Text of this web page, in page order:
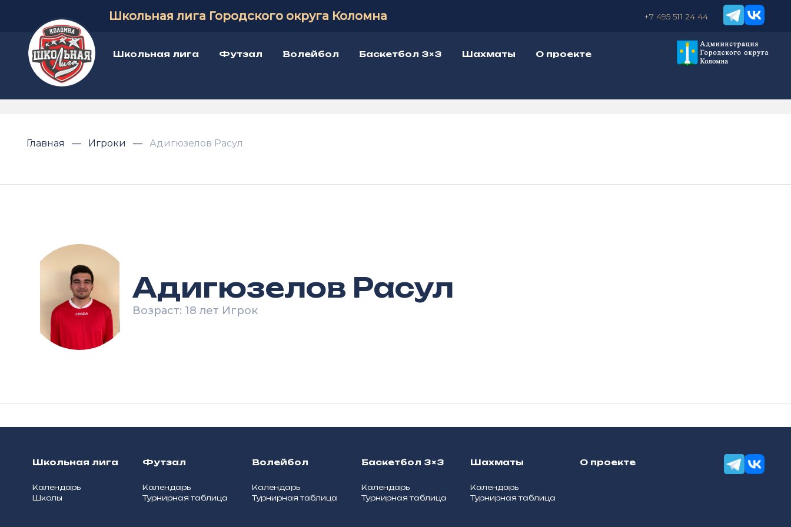
Школьная лига Городского округа Коломна +7 495 511 24 44
Школьная лига Футзал Волейбол Баскетбол 3×3 Шахматы О проекте
Главная Игроки Адигюзелов Расул
Адигюзелов Расул
Возраст: 18 лет Игрок
Школьная лига
Календарь
Школы
Футзал
Календарь
Турнирная таблица
Волейбол
Календарь
Турнирная таблица
Баскетбол 3×3
Календарь
Турнирная таблица
Шахматы
Календарь
Турнирная таблица
О проекте